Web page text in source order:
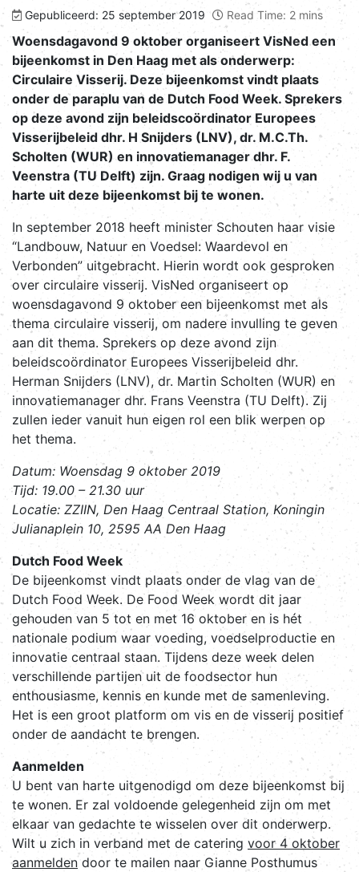
Gepubliceerd: 25 september 2019 Read Time: 2 mins
Woensdagavond 9 oktober organiseert VisNed een
bijeenkomst in Den Haag met als onderwerp:
Circulaire Visserij. Deze bijeenkomst vindt plaats
onder de paraplu van de Dutch Food Week. Sprekers
op deze avond zijn beleidscoördinator Europees
Visserijbeleid dhr. H Snijders (LNV), dr. M.C.Th.
Scholten (WUR) en innovatiemanager dhr. F.
Veenstra (TU Delft) zijn. Graag nodigen wij u van
harte uit deze bijeenkomst bij te wonen.
In september 2018 heeft minister Schouten haar visie
“Landbouw, Natuur en Voedsel: Waardevol en
Verbonden” uitgebracht. Hierin wordt ook gesproken
over circulaire visserij. VisNed organiseert op
woensdagavond 9 oktober een bijeenkomst met als
thema circulaire visserij, om nadere invulling te geven
aan dit thema. Sprekers op deze avond zijn
beleidscoördinator Europees Visserijbeleid dhr.
Herman Snijders (LNV), dr. Martin Scholten (WUR) en
innovatiemanager dhr. Frans Veenstra (TU Delft). Zij
zullen ieder vanuit hun eigen rol een blik werpen op
het thema.
Datum: Woensdag 9 oktober 2019
Tijd: 19.00 – 21.30 uur
Locatie: ZZIIN, Den Haag Centraal Station, Koningin
Julianaplein 10, 2595 AA Den Haag
Dutch Food Week
De bijeenkomst vindt plaats onder de vlag van de
Dutch Food Week. De Food Week wordt dit jaar
gehouden van 5 tot en met 16 oktober en is hét
nationale podium waar voeding, voedselproductie en
innovatie centraal staan. Tijdens deze week delen
verschillende partijen uit de foodsector hun
enthousiasme, kennis en kunde met de samenleving.
Het is een groot platform om vis en de visserij positief
onder de aandacht te brengen.
Aanmelden
U bent van harte uitgenodigd om deze bijeenkomst bij
te wonen. Er zal voldoende gelegenheid zijn om met
elkaar van gedachte te wisselen over dit onderwerp.
Wilt u zich in verband met de catering voor 4 oktober
aanmelden door te mailen naar Gianne Posthumus